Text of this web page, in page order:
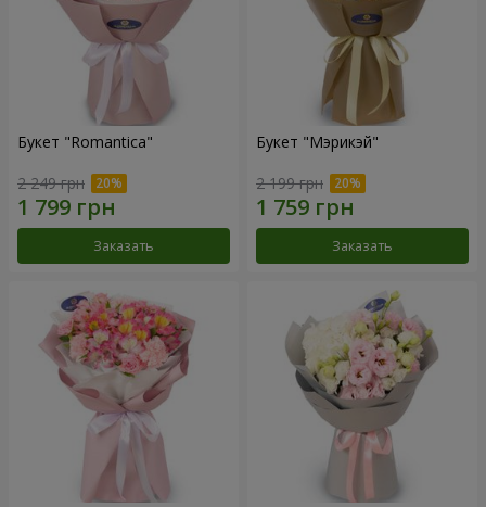
Букет "Romantica"
2 249 грн
Заказать
Букет "Мэрикэй"
2 199 грн
Заказать